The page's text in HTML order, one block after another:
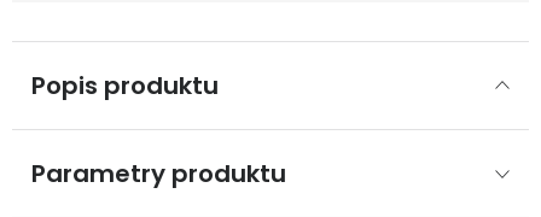
Popis produktu
Parametry produktu